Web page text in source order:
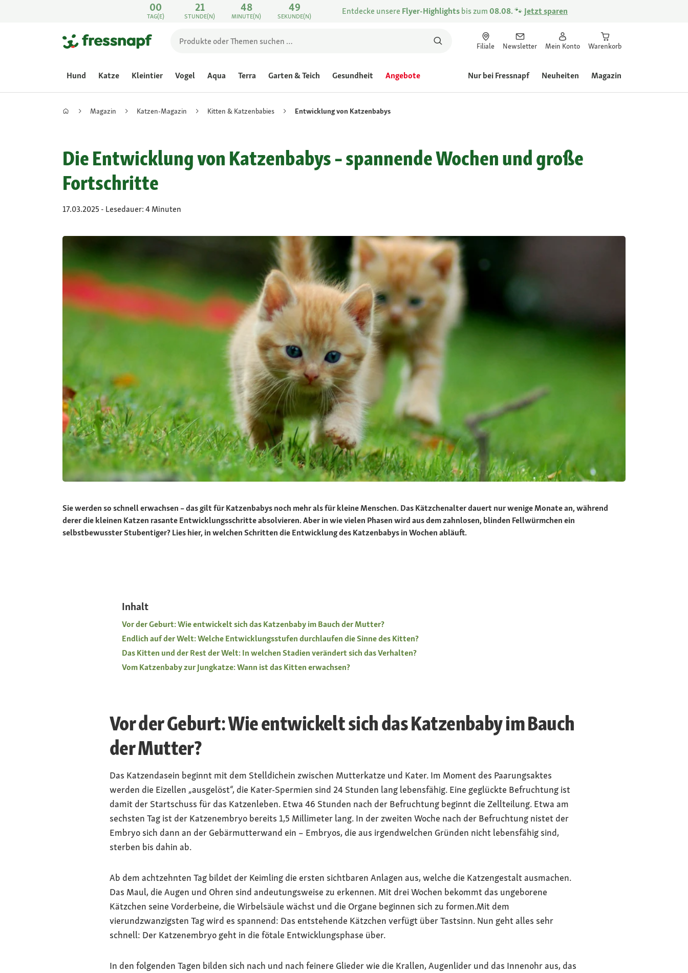
00
TAG(E)
21
STUNDE(N)
48
MINUTE(N)
49
SEKUNDE(N) Entdecke unsere Flyer-Highlightsbis zum08.08.🐾 Jetzt sparen
Filiale Newsletter Mein Konto Warenkorb
Hund Katze Kleintier Vogel Aqua Terra Garten & Teich Gesundheit Angebote Nur bei Fressnapf Neuheiten Magazin
Magazin Katzen-Magazin Kitten & Katzenbabies Entwicklung von Katzenbabys
Die Entwicklung von Katzenbabys – spannende Wochen und große
Fortschritte
17.03.2025 - Lesedauer: 4 Minuten
Sie werden so schnell erwachsen – das gilt für Katzenbabys noch mehr als für kleine Menschen. Das Kätzchenalter dauert nur wenige Monate an, während
derer die kleinen Katzen rasante Entwicklungsschritte absolvieren. Aber in wie vielen Phasen wird aus dem zahnlosen, blinden Fellwürmchen ein
selbstbewusster Stubentiger? Lies hier, in welchen Schritten die Entwicklung des Katzenbabys in Wochen abläuft.
Inhalt
Vor der Geburt: Wie entwickelt sich das Katzenbaby im Bauch der Mutter?
Endlich auf der Welt: Welche Entwicklungsstufen durchlaufen die Sinne des Kitten?
Das Kitten und der Rest der Welt: In welchen Stadien verändert sich das Verhalten?
Vom Katzenbaby zur Jungkatze: Wann ist das Kitten erwachsen?
Vor der Geburt: Wie entwickelt sich das Katzenbaby im Bauch
der Mutter?
Das Katzendasein beginnt mit dem Stelldichein zwischen Mutterkatze und Kater. Im Moment des Paarungsaktes
werden die Eizellen „ausgelöst“, die Kater-Spermien sind 24 Stunden lang lebensfähig. Eine geglückte Befruchtung ist
damit der Startschuss für das Katzenleben. Etwa 46 Stunden nach der Befruchtung beginnt die Zellteilung. Etwa am
sechsten Tag ist der Katzenembryo bereits 1,5 Millimeter lang. In der zweiten Woche nach der Befruchtung nistet der
Embryo sich dann an der Gebärmutterwand ein – Embryos, die aus irgendwelchen Gründen nicht lebensfähig sind,
sterben bis dahin ab.
Ab dem achtzehnten Tag bildet der Keimling die ersten sichtbaren Anlagen aus, welche die Katzengestalt ausmachen.
Das Maul, die Augen und Ohren sind andeutungsweise zu erkennen. Mit drei Wochen bekommt das ungeborene
Kätzchen seine Vorderbeine, die Wirbelsäule wächst und die Organe beginnen sich zu formen.Mit dem
vierundzwanzigsten Tag wird es spannend: Das entstehende Kätzchen verfügt über Tastsinn. Nun geht alles sehr
schnell: Der Katzenembryo geht in die fötale Entwicklungsphase über.
In den folgenden Tagen bilden sich nach und nach feinere Glieder wie die Krallen, Augenlider und das Innenohr aus, das